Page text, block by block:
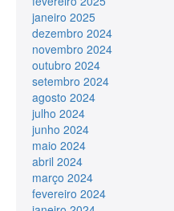
janeiro 2025
dezembro 2024
novembro 2024
outubro 2024
setembro 2024
agosto 2024
julho 2024
junho 2024
maio 2024
abril 2024
março 2024
fevereiro 2024